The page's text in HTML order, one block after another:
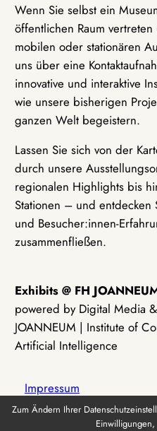
Wenn Sie selbst ein
öffentlichen Raum
mobilen oder stationären
uns über eine
innovative und interaktive
wie unsere bisherigen
ganzen Welt begeistern.
Lassen Sie sich von der
durch unsere
regionalen Highlights bis
Stationen – und entdecken
und Besucher:innen-
zusammenfließen.
Exhibits @ FH
powered by Digital Media
JOANNEUM | Institute of
Artificial Intelligence
Impressum
Zum Ändern Ihrer